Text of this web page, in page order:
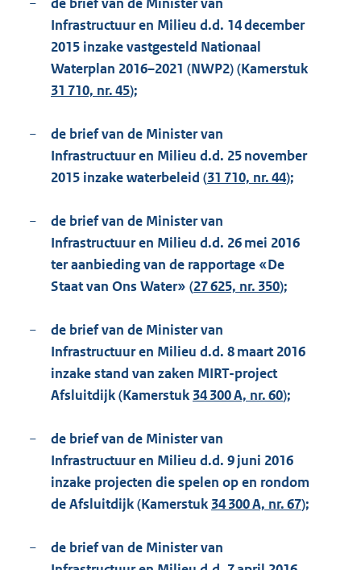
Infrastructuur en Milieu d.d. 14 december
2015 inzake vastgesteld Nationaal
Waterplan 2016–2021 (NWP2) (Kamerstuk
31 710, nr. 45);
−
de brief van de Minister van
Infrastructuur en Milieu d.d. 25 november
2015 inzake waterbeleid (31 710, nr. 44);
−
de brief van de Minister van
Infrastructuur en Milieu d.d. 26 mei 2016
ter aanbieding van de rapportage «De
Staat van Ons Water» (27 625, nr. 350);
−
de brief van de Minister van
Infrastructuur en Milieu d.d. 8 maart 2016
inzake stand van zaken MIRT-project
Afsluitdijk (Kamerstuk 34 300 A, nr. 60);
−
de brief van de Minister van
Infrastructuur en Milieu d.d. 9 juni 2016
inzake projecten die spelen op en rondom
de Afsluitdijk (Kamerstuk 34 300 A, nr. 67);
−
de brief van de Minister van